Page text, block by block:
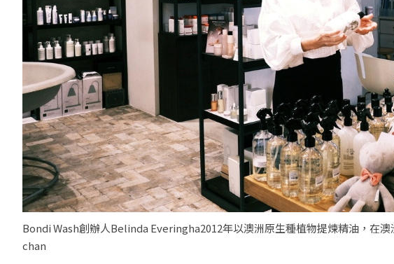
Bondi Wash創辦人Belinda Everingha2012年以澳洲原生種植物提煉精油，在
chan